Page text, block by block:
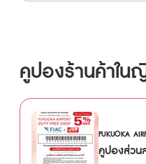
in OKAYAMA Pass (1
คุณเข้าชมสถานที่ท่องเที่ยวต่
เที่ยวได้ 3 สถานที่ โดยมีระยะ
7 วัน หลังจากการเข้าใช้ครั้งแรก (ตั๋ว
Fun in Okayama : ตั๋วมี
จากวันที่สั่งซื้อ) **ตั๋ว JR สามารถสั่งซื้อล่วง
คูปองร้านค้าใน
FUKUOKA
คูปองส่วน